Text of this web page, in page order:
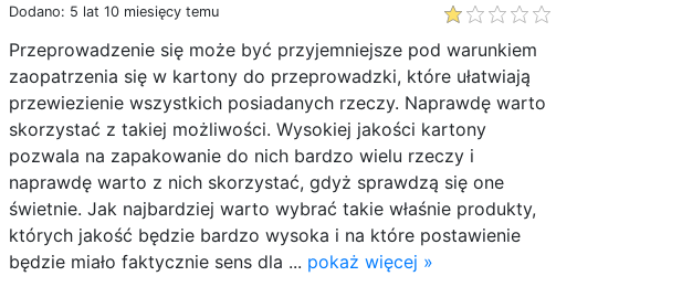
Dodano: 5 lat 10 miesięcy temu
Przeprowadzenie się może być przyjemniejsze pod warunkiem
zaopatrzenia się w kartony do przeprowadzki, które ułatwiają
przewiezienie wszystkich posiadanych rzeczy. Naprawdę warto
skorzystać z takiej możliwości. Wysokiej jakości kartony
pozwala na zapakowanie do nich bardzo wielu rzeczy i
naprawdę warto z nich skorzystać, gdyż sprawdzą się one
świetnie. Jak najbardziej warto wybrać takie właśnie produkty,
których jakość będzie bardzo wysoka i na które postawienie
będzie miało faktycznie sens dla ... pokaż więcej »